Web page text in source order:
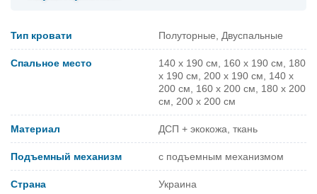
Тип кровати Полуторные, Двуспальные
Спальное место
140 x 190 см, 160 x 190 см, 180
x 190 см, 200 x 190 см, 140 x
200 см, 160 x 200 см, 180 x 200
см, 200 x 200 см
Материал ДСП + экокожа, ткань
Подъемный механизм с подъемным механизмом
Страна Украина